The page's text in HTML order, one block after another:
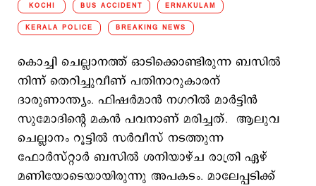
KOCHI BUS ACCIDENT ERNAKULAM
KERALA POLICE BREAKING NEWS
കൊച്ചി ചെല്ലാനത്ത് ഓടിക്കൊണ്ടിരുന്ന ബസില്‍
നിന്ന് തെറിച്ചുവീണ് പതിനാറുകാരന്
ദാരുണാന്ത്യം. ഫിഷര്‍മാന്‍ നഗറില്‍ മാര്‍ട്ടിന്‍
സുമോദിന്‍റെ മകന്‍ പവനാണ് മരിച്ചത്. ആലുവ
ചെല്ലാനം റൂട്ടില്‍ സര്‍വീസ് നടത്തുന്ന
ഫോര്‍സ്റ്റാര്‍ ബസില്‍ ശനിയാഴ്ച രാത്രി ഏഴ്
മണിയോടെയായിരുന്നു അപകടം. മാലേപ്പടിക്ക്